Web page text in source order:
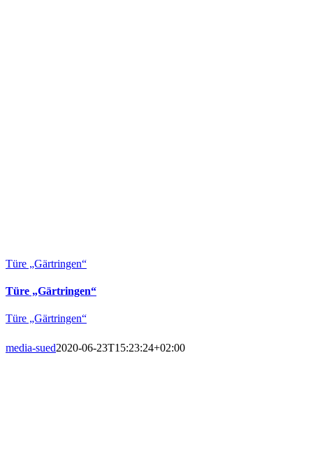
Türe „Gärtringen“
Türe „Gärtringen“
Türe „Gärtringen“
media-sued2020-06-23T15:23:24+02:00